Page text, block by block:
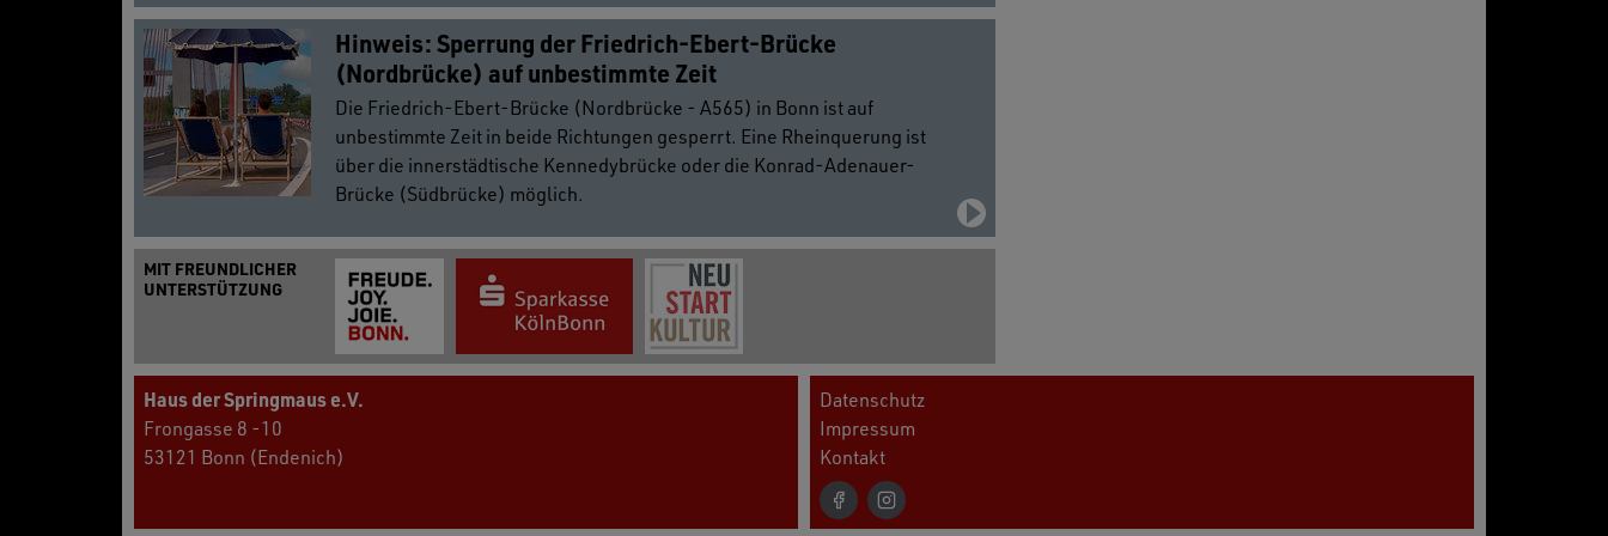
Hinweis: Sperrung der Friedrich-Ebert-Brücke
(Nordbrücke) auf unbestimmte Zeit
Die Friedrich-Ebert-Brücke (Nordbrücke - A565) in Bonn ist auf
unbestimmte Zeit in beide Richtungen gesperrt. Eine Rheinquerung ist
über die innerstädtische Kennedybrücke oder die Konrad-Adenauer-
Brücke (Südbrücke) möglich.
MIT FREUNDLICHER
UNTERSTÜTZUNG
Haus der Springmaus e.V.
Frongasse 8 -10
53121 Bonn (Endenich)
Datenschutz
Impressum
Kontakt